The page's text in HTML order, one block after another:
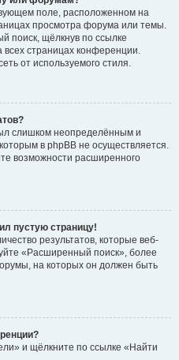
поле, расположенном на
просмотра форума или темы.
поиск, щёлкнув по ссылке
страницах конференции.
от используемого стиля.
слишком неопределённым и
в phpBB не осуществляется.
возможности расширенного
пустую страницу!
результатов, которые веб-
«Расширенный поиск», более
на которых он должен быть
и щёлкните по ссылке «Найти